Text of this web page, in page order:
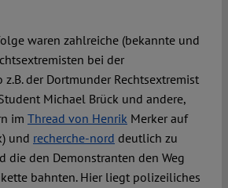
waren zahlreiche (bekannte und
bei der
z.B. der Dortmunder Rechtsextremist
Michael Brück und andere,
im Thread von Henrik Merker auf
und recherche-nord deutlich zu
die den Demonstranten den Weg
bahnten. Hier liegt polizeiliches